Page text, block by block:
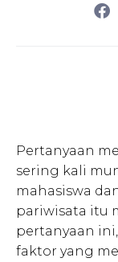
Pertanyaan
sering kali
mahasiswa
pariwisata itu
pertanyaan
faktor yang